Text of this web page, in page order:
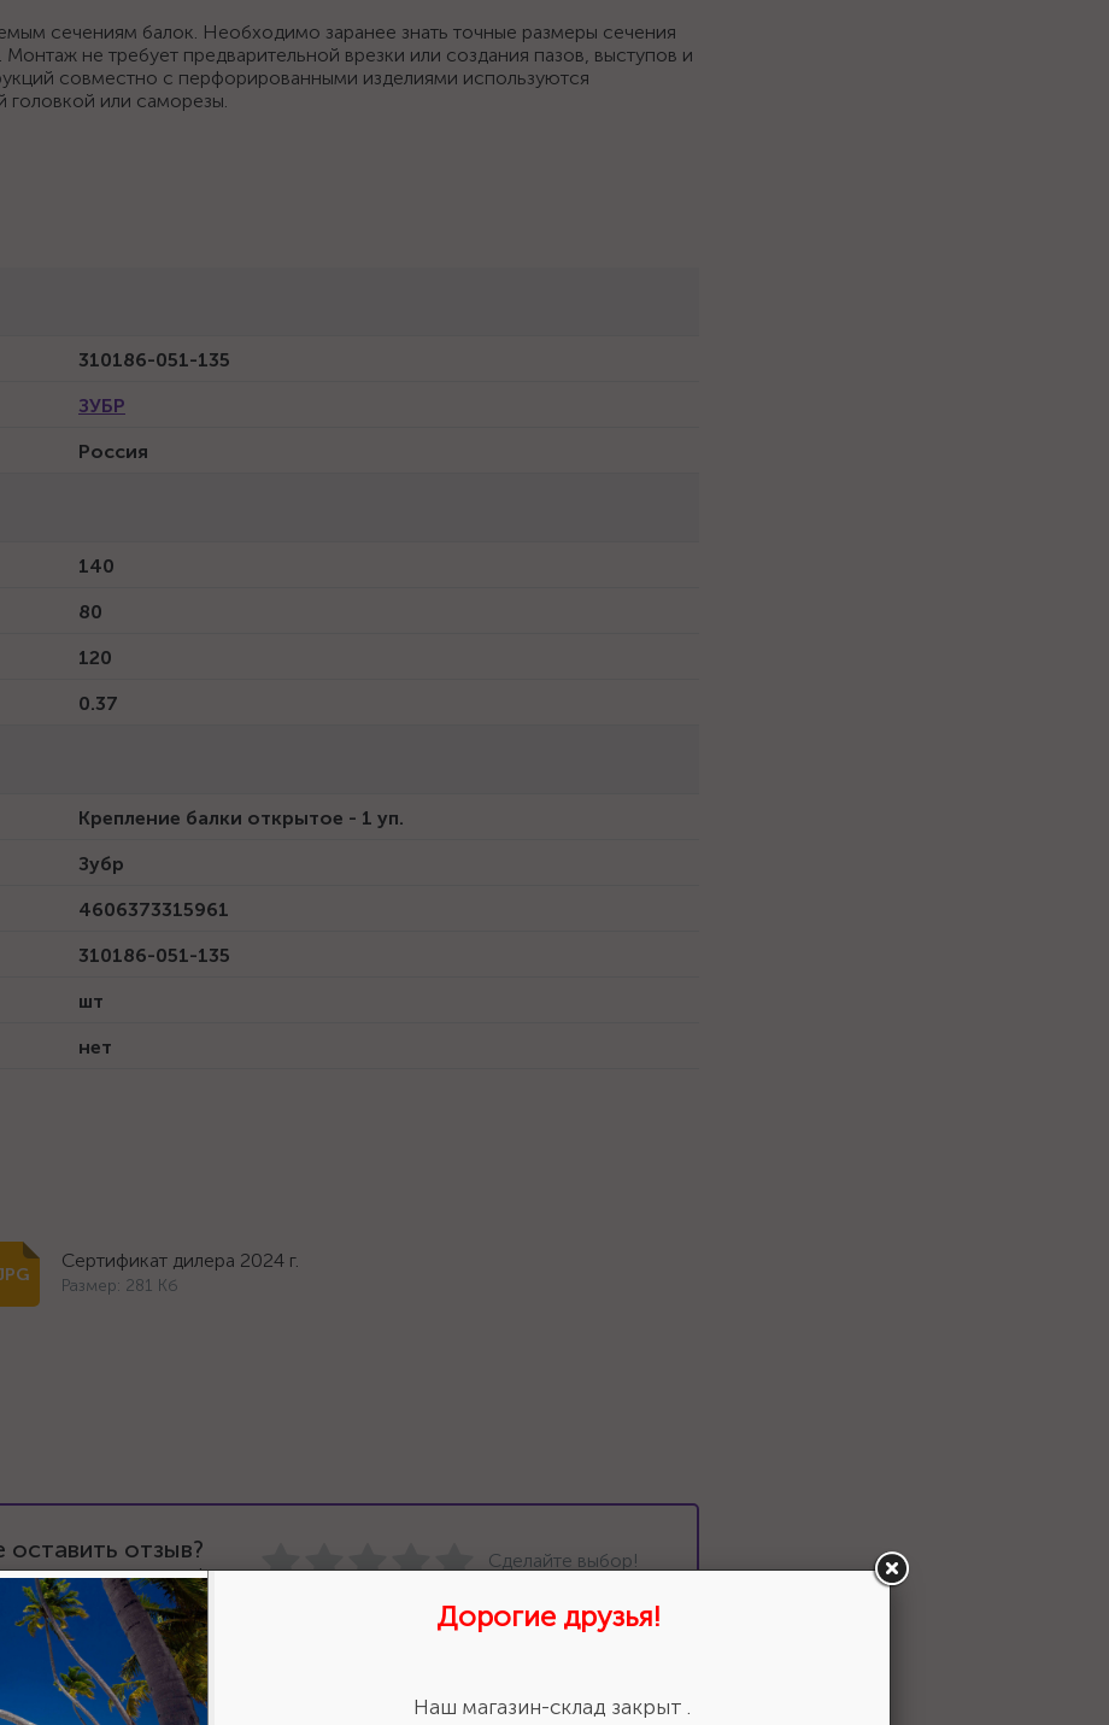
сечениям балок. Необходимо заранее знать точные размеры сечения
не требует предварительной врезки или создания пазов, выступов и
совместно с перфорированными изделиями используются
головкой или саморезы.
310186-051-135
ЗУБР
Россия
140
80
120
0.37
Крепление балки открытое - 1 уп.
Зубр
4606373315961
310186-051-135
шт
нет
Сертификат дилера 2024 г.
Размер: 281 Кб
оставить отзыв?
свою оценку!
Сделайте выбор!
Дорогие друзья!
Наш магазин-склад закрыт .